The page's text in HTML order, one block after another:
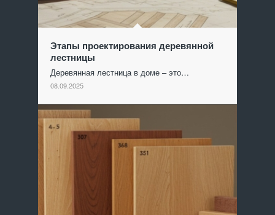
Этапы проектирования деревянной
лестницы
Деревянная лестница в доме – это…
08.09.2025